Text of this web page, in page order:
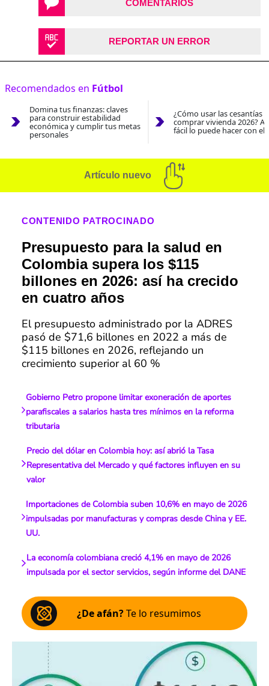
COMENTARIOS
REPORTAR UN ERROR
Recomendados en Fútbol
Domina tus finanzas: claves
para construir estabilidad
económica y cumplir tus metas
personales
¿Cómo usar las cesantías
comprar vivienda 2026?
fácil lo puede hacer con el
Artículo nuevo
CONTENIDO PATROCINADO
Presupuesto para la salud en
Colombia supera los $115
billones en 2026: así ha crecido
en cuatro años
El presupuesto administrado por la ADRES
pasó de $71,6 billones en 2022 a más de
$115 billones en 2026, reflejando un
crecimiento superior al 60 %
Gobierno Petro propone limitar exoneración de aportes
parafiscales a salarios hasta tres mínimos en la reforma
tributaria
Precio del dólar en Colombia hoy: así abrió la Tasa
Representativa del Mercado y qué factores influyen en su
valor
Importaciones de Colombia suben 10,6% en mayo de 2026
impulsadas por manufacturas y compras desde China y EE.
UU.
La economía colombiana creció 4,1% en mayo de 2026
impulsada por el sector servicios, según informe del DANE
¿De afán?Te lo resumimos